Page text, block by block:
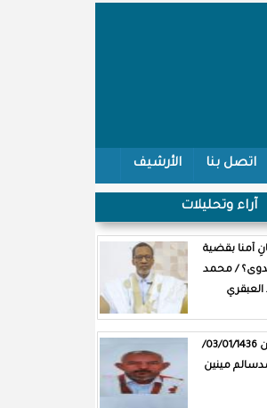
اتصل بنا الأرشيف
آراء وتحليلات
آمنا بقضية
/ محمد
العبقري
الغيب والإنسان 03/01/1436/
مينين